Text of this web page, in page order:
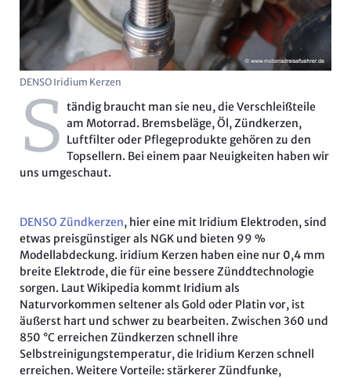
DENSO Iridium Kerzen
S tändig braucht man sie neu, die Verschleißteile
am Motorrad. Bremsbeläge, Öl, Zündkerzen,
Luftfilter oder Pflegeprodukte gehören zu den
Topsellern. Bei einem paar Neuigkeiten haben wir
uns umgeschaut.
DENSO Zündkerzen, hier eine mit Iridium Elektroden, sind
etwas preisgünstiger als NGK und bieten 99 %
Modellabdeckung. iridium Kerzen haben eine nur 0,4 mm
breite Elektrode, die für eine bessere Zünddtechnologie
sorgen. Laut Wikipedia kommt Iridium als
Naturvorkommen seltener als Gold oder Platin vor, ist
äußerst hart und schwer zu bearbeiten. Zwischen 360 und
850 °C erreichen Zündkerzen schnell ihre
Selbstreinigungstemperatur, die Iridium Kerzen schnell
erreichen. Weitere Vorteile: stärkerer Zündfunke,